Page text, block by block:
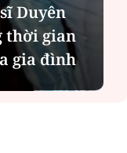
Duyên
thời gian
gia đình